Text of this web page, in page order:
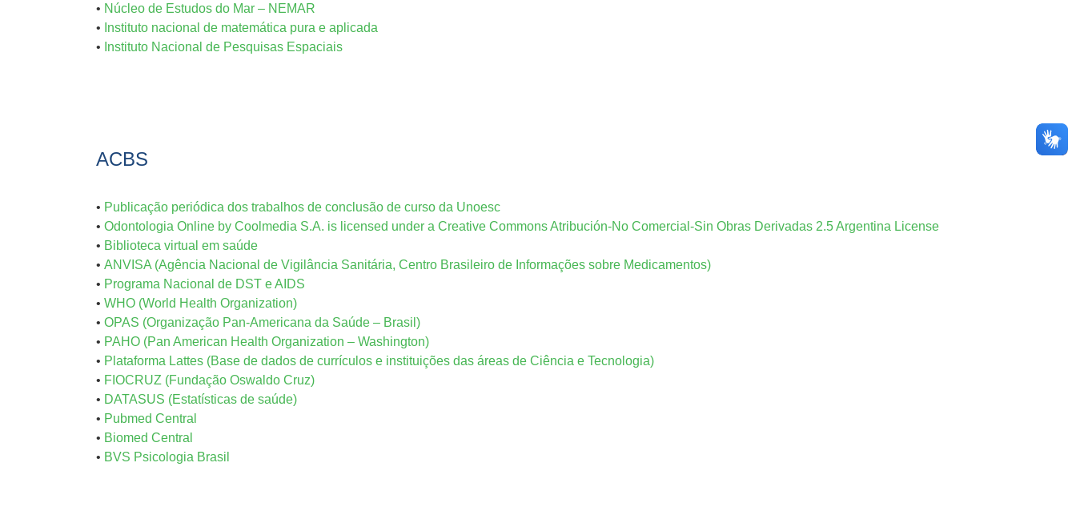
• Núcleo de Estudos do Mar – NEMAR
• Instituto nacional de matemática pura e aplicada
• Instituto Nacional de Pesquisas Espaciais
ACBS
• Publicação periódica dos trabalhos de conclusão de curso da Unoesc
• Odontologia Online by Coolmedia S.A. is licensed under a Creative Commons Atribución-No Comercial-Sin Obras Derivadas 2.5 Argentina License
• Biblioteca virtual em saúde
• ANVISA (Agência Nacional de Vigilância Sanitária, Centro Brasileiro de Informações sobre Medicamentos)
• Programa Nacional de DST e AIDS
• WHO (World Health Organization)
• OPAS (Organização Pan-Americana da Saúde – Brasil)
• PAHO (Pan American Health Organization – Washington)
• Plataforma Lattes (Base de dados de currículos e instituições das áreas de Ciência e Tecnologia)
• FIOCRUZ (Fundação Oswaldo Cruz)
• DATASUS (Estatísticas de saúde)
• Pubmed Central
• Biomed Central
• BVS Psicologia Brasil